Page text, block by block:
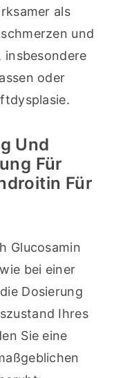
als
und
insbesondere
oder
Und
Für
Für
Glucosamin
bei einer
Dosierung
Ihres
Sie eine